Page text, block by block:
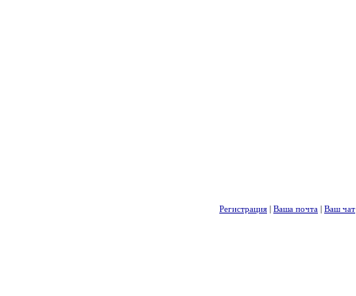
Регистрация | Ваша почта | Ваш чат